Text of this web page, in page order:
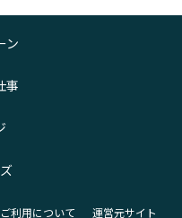
ン
事
ご利用について 運営元サイト